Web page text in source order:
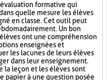
formative qui
quelle mesure les élèves
en classe. Cet outil peut
Un bon
ont une compréhension
enseignées et
les lacunes de leurs élèves
dans leur enseignement.
la leçon et les élèves sont
papier à une question posée